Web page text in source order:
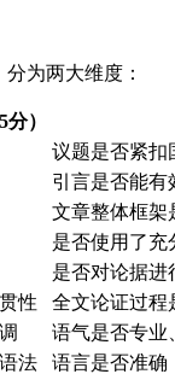
为两大维度：
）
议题是否紧扣
引言是否能有
文章整体框架
是否使用了充
是否对论据进
性
全文论证过程
语气是否专业
法
语言是否准确